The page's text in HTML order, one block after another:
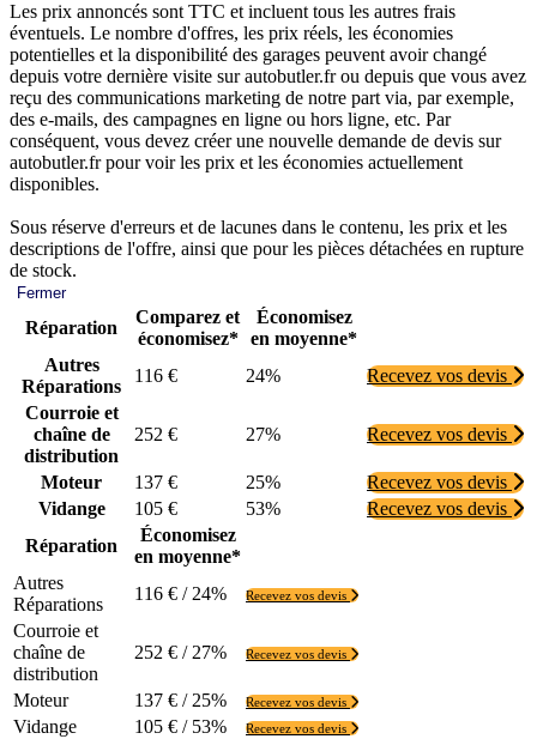
Les prix annoncés sont TTC et incluent tous les autres frais
éventuels. Le nombre d'offres, les prix réels, les économies
potentielles et la disponibilité des garages peuvent avoir changé
depuis votre dernière visite sur autobutler.fr ou depuis que vous avez
reçu des communications marketing de notre part via, par exemple,
des e-mails, des campagnes en ligne ou hors ligne, etc. Par
conséquent, vous devez créer une nouvelle demande de devis sur
autobutler.fr pour voir les prix et les économies actuellement
disponibles.
Sous réserve d'erreurs et de lacunes dans le contenu, les prix et les
descriptions de l'offre, ainsi que pour les pièces détachées en rupture
de stock.
Fermer
Réparation
Comparez et
économisez*
Économisez
en moyenne*
Autres
Réparations
116 € 24%
Recevez vos devis
Courroie et
chaîne de
distribution
252 € 27% Recevez vos devis
Moteur 137 € 25%
Recevez vos devis
Vidange
105 € 53%
Recevez vos devis
Réparation
Économisez
en moyenne*
Autres
Réparations
116 € / 24% Recevez vos devis
Courroie et
chaîne de
distribution
252 € / 27% Recevez vos devis
Moteur 137 € / 25% Recevez vos devis
Vidange 105 € / 53% Recevez vos devis